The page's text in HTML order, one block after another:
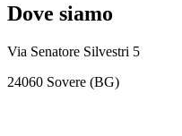
Dove siamo
Via Senatore Silvestri 5
24060 Sovere (BG)